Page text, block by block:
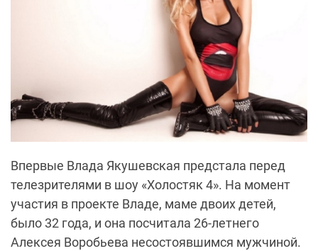
Впервые Влада Якушевская предстала перед
телезрителями в шоу «Холостяк 4». На момент
участия в проекте Владе, маме двоих детей,
было 32 года, и она посчитала 26-летнего
Алексея Воробьева несостоявшимся мужчиной.